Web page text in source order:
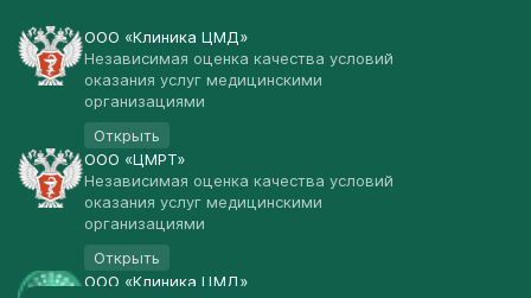
ООО «Клиника ЦМД»
Независимая оценка качества условий
оказания услуг медицинскими
организациями
Открыть
ООО «ЦМРТ»
Независимая оценка качества условий
оказания услуг медицинскими
организациями
Открыть
ООО «Клиника ЦМД»